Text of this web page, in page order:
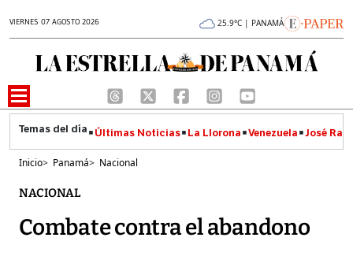
VIERNES 07 AGOSTO 2026 25.9°C | PANAMÁ
Últimas Noticias La Llorona Venezuela José
Inicio> Panamá> Nacional
NACIONAL
Combate contra el abandono